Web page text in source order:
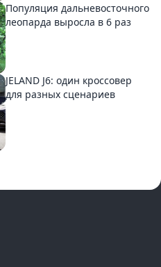
Популяция дальневосточного
леопарда выросла в 6 раз
JELAND J6: один кроссовер
для разных сценариев